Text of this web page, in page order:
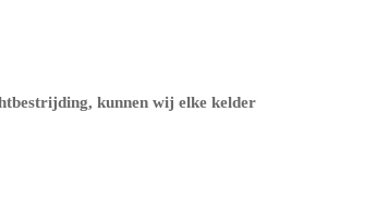
kunnen wij elke kelder